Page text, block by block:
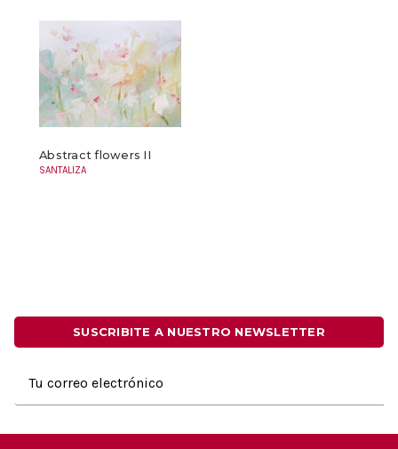
Abstract flowers II
SANTALIZA
SUSCRIBITE A NUESTRO NEWSLETTER
electrónico